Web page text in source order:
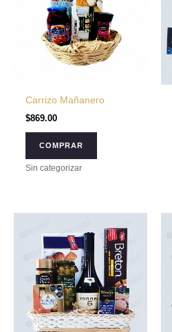
Carrizo Mañanero
$869.00
COMPRAR
Sin categorizar